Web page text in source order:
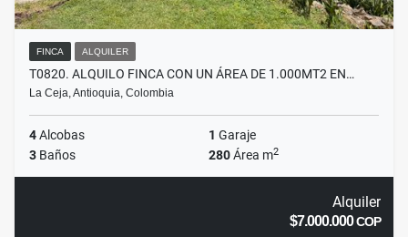
FINCA ALQUILER
T0820. ALQUILO FINCA CON UN ÁREA DE 1.000MT2 EN…
La Ceja, Antioquia, Colombia
4Alcobas 1 Garaje
3 Baños 280Área m2
Alquiler
$7.000.000COP